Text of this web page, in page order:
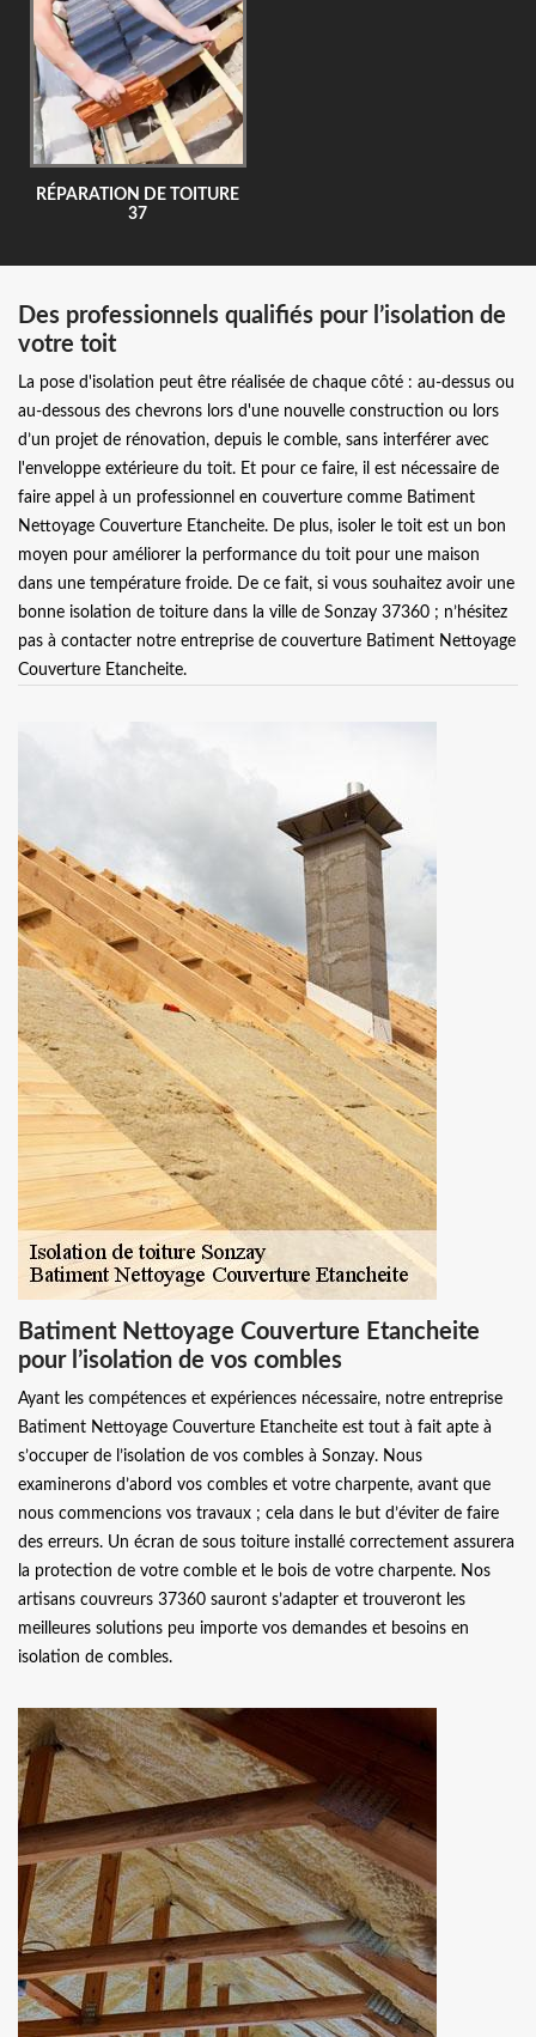
RÉPARATION DE TOITURE
37
Des professionnels qualifiés pour l’isolation de
votre toit
La pose d'isolation peut être réalisée de chaque côté : au-dessus ou
au-dessous des chevrons lors d'une nouvelle construction ou lors
d’un projet de rénovation, depuis le comble, sans interférer avec
l'enveloppe extérieure du toit. Et pour ce faire, il est nécessaire de
faire appel à un professionnel en couverture comme Batiment
Nettoyage Couverture Etancheite. De plus, isoler le toit est un bon
moyen pour améliorer la performance du toit pour une maison
dans une température froide. De ce fait, si vous souhaitez avoir une
bonne isolation de toiture dans la ville de Sonzay 37360 ; n’hésitez
pas à contacter notre entreprise de couverture Batiment Nettoyage
Couverture Etancheite.
Batiment Nettoyage Couverture Etancheite
pour l’isolation de vos combles
Ayant les compétences et expériences nécessaire, notre entreprise
Batiment Nettoyage Couverture Etancheite est tout à fait apte à
s’occuper de l’isolation de vos combles à Sonzay. Nous
examinerons d’abord vos combles et votre charpente, avant que
nous commencions vos travaux ; cela dans le but d’éviter de faire
des erreurs. Un écran de sous toiture installé correctement assurera
la protection de votre comble et le bois de votre charpente. Nos
artisans couvreurs 37360 sauront s’adapter et trouveront les
meilleures solutions peu importe vos demandes et besoins en
isolation de combles.